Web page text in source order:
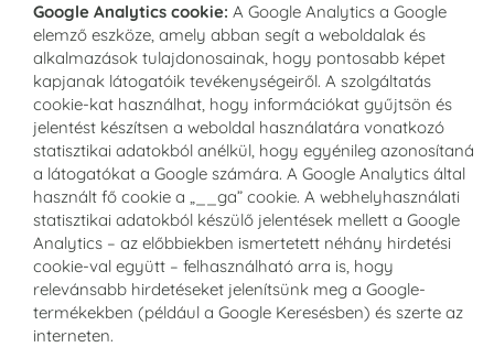
Google Analytics cookie: A Google Analytics a Google
elemző eszköze, amely abban segít a weboldalak és
alkalmazások tulajdonosainak, hogy pontosabb képet
kapjanak látogatóik tevékenységeiről. A szolgáltatás
cookie-kat használhat, hogy információkat gyűjtsön és
jelentést készítsen a weboldal használatára vonatkozó
statisztikai adatokból anélkül, hogy egyénileg azonosítaná
a látogatókat a Google számára. A Google Analytics által
használt fő cookie a „__ga” cookie. A webhelyhasználati
statisztikai adatokból készülő jelentések mellett a Google
Analytics – az előbbiekben ismertetett néhány hirdetési
cookie-val együtt – felhasználható arra is, hogy
relevánsabb hirdetéseket jelenítsünk meg a Google-
termékekben (például a Google Keresésben) és szerte az
interneten.